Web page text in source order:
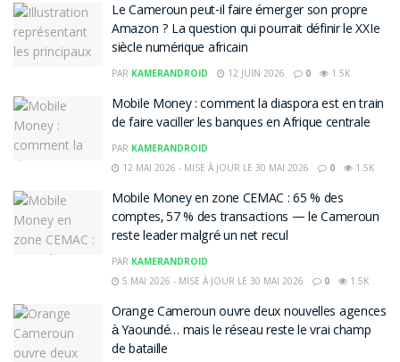
Le Cameroun peut-il faire émerger son propre
Amazon ? La question qui pourrait définir le XXIe
siècle numérique africain
PAR KAMERANDROID 12 JUIN 2026 0 1.5K
Mobile Money : comment la diaspora est en train
de faire vaciller les banques en Afrique centrale
PAR KAMERANDROID
12 MAI 2026 - MISE À JOUR LE 30 MAI 2026
0 1.5K
Mobile Money en zone CEMAC : 65 % des
comptes, 57 % des transactions — le Cameroun
reste leader malgré un net recul
PAR KAMERANDROID
5 MAI 2026 - MISE À JOUR LE 30 MAI 2026
0 1.5K
Orange Cameroun ouvre deux nouvelles agences
à Yaoundé… mais le réseau reste le vrai champ
de bataille